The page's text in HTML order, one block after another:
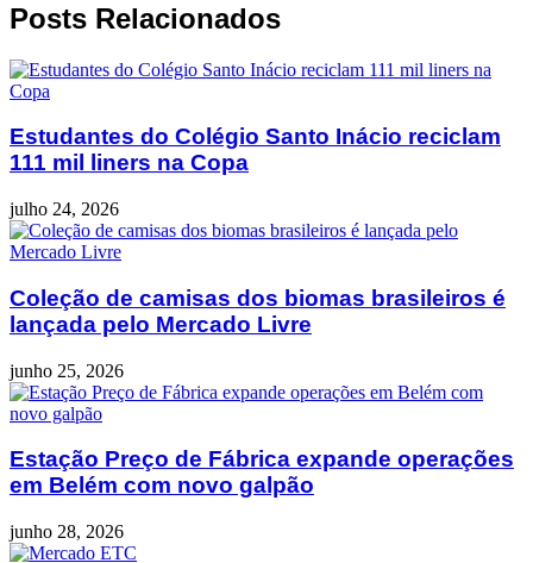
Posts Relacionados
Estudantes do Colégio Santo Inácio reciclam
111 mil liners na Copa
julho 24, 2026
Coleção de camisas dos biomas brasileiros é
lançada pelo Mercado Livre
junho 25, 2026
Estação Preço de Fábrica expande operações
em Belém com novo galpão
junho 28, 2026